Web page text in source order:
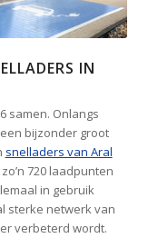
IN
samen. Onlangs
bijzonder groot
snelladers van Aral
720 laadpunten
in gebruik
sterke netwerk van
verbeterd wordt.